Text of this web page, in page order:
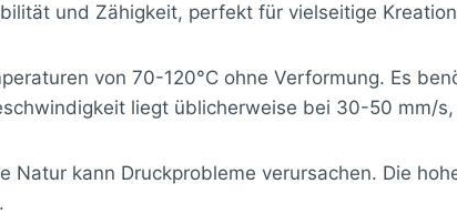
und Zähigkeit, perfekt für vielseitige
von 70-120°C ohne Verformung. Es
liegt üblicherweise bei 30-50 mm/
Natur kann Druckprobleme verursachen. Die